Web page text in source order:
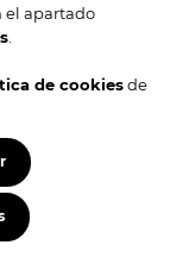
el apartado
de cookiesde